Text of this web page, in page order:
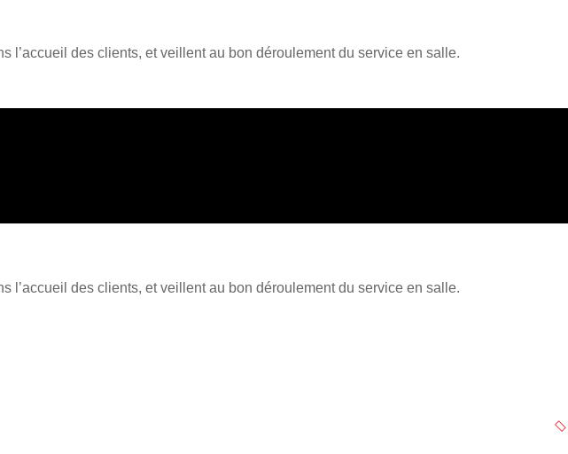
des clients, et veillent au bon déroulement du service en salle.
des clients, et veillent au bon déroulement du service en salle.